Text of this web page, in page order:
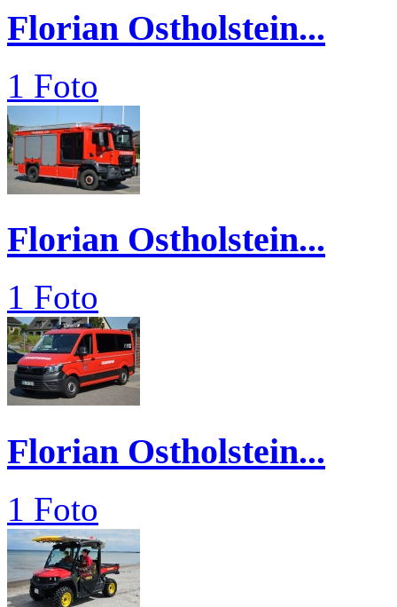
Florian Ostholstein...
1 Foto
Florian Ostholstein...
1 Foto
Florian Ostholstein...
1 Foto